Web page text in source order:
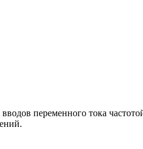
переменного тока